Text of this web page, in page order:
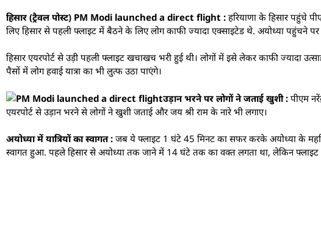
हिसार (ट्रैवल पोस्ट) PM Modi launched a direct flight : हरियाणा के हिसार पहुंचे
लिए हिसार से पहली फ्लाइट में बैठने के लिए लोग काफी ज्यादा एक्साइटेड थे. अयोध्या पहुंचने पर
हिसार एयरपोर्ट से उड़ी पहली फ्लाइट खचाखच भरी हुई थी। लोगों में इसे लेकर काफी ज्यादा
पैसों में लोग हवाई यात्रा का भी लुत्फ उठा पाएंगे।
उड़ान भरने पर लोगों ने जताई खुशी : पीएम
एयरपोर्ट से उड़ान भरने से लोगों ने खुशी जताई और जय श्री राम के नारे भी लगाए।
अयोध्या में यात्रियों का स्वागत : जब ये फ्लाइट 1 घंटे 45 मिनट का सफर करके अयोध्या के महर्षि
स्वागत हुआ. पहले हिसार से अयोध्या तक जाने में 14 घंटे तक का वक्त लगता था, लेकिन